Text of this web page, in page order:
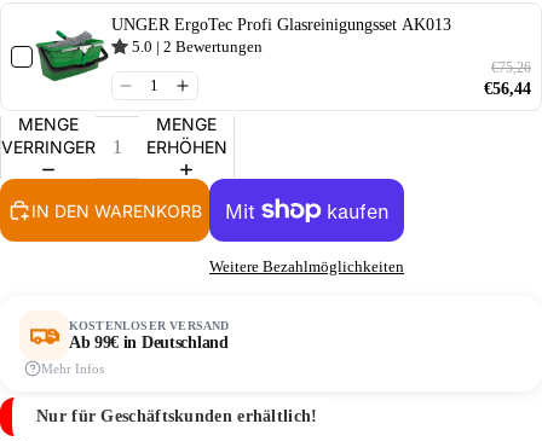
UNGER ErgoTec Profi Glasreinigungsset AK013
5.0 | 2 Bewertungen
€75,26
€56,44
MENGE
VERRINGERN
MENGE
ERHÖHEN
IN DEN WARENKORB
Weitere Bezahlmöglichkeiten
KOSTENLOSER VERSAND
Ab 99€ in Deutschland
Mehr Infos
Nur für Geschäftskunden erhältlich!